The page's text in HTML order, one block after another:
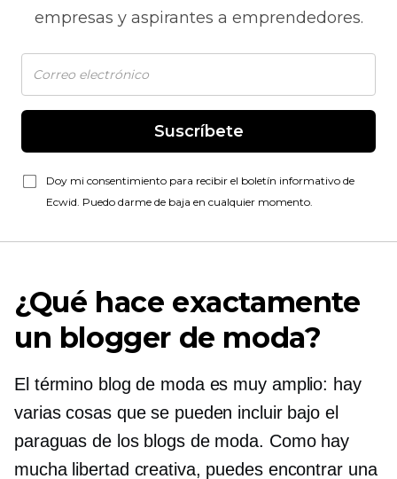
empresas y aspirantes a emprendedores.
Suscríbete
Doy mi consentimiento para recibir el boletín informativo de
Ecwid. Puedo darme de baja en cualquier momento.
¿Qué hace exactamente
un blogger de moda?
El término blog de moda es muy amplio: hay
varias cosas que se pueden incluir bajo el
paraguas de los blogs de moda. Como hay
mucha libertad creativa, puedes encontrar una